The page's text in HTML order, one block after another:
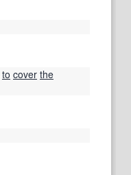
to cover the